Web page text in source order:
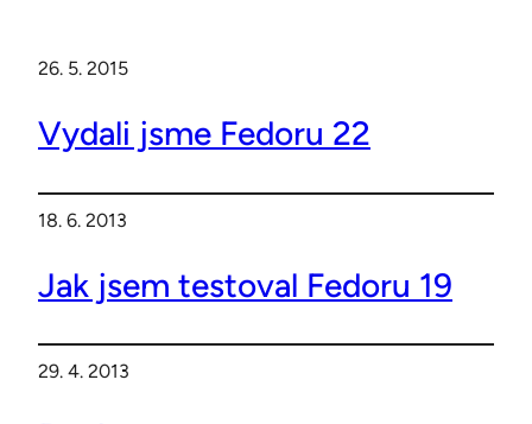
26. 5. 2015
Vydali jsme Fedoru 22
18. 6. 2013
Jak jsem testoval Fedoru 19
29. 4. 2013